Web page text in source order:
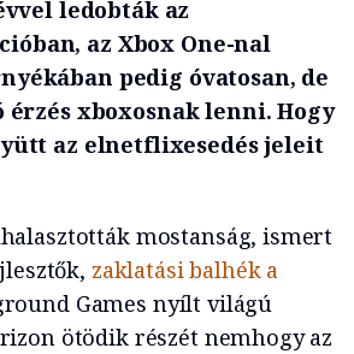
ledobták az
az Xbox One-nal
pedig óvatosan, de
xboxosnak lenni. Hogy
az elnetflixesedés jeleit
mostanság, ismert
zaklatási balhék a
Games nyílt világú
ötödik részét nemhogy az